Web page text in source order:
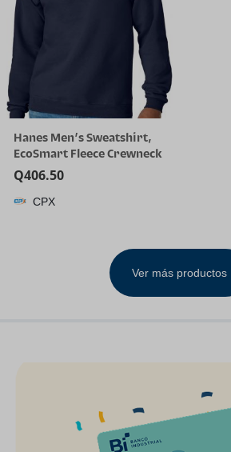
Hanes Men’s Sweatshirt,
EcoSmart Fleece Crewneck
Sweatshirt, Big & Tall
Available, 1 or 2-Pack
Q406.50
CPX
Ver más productos